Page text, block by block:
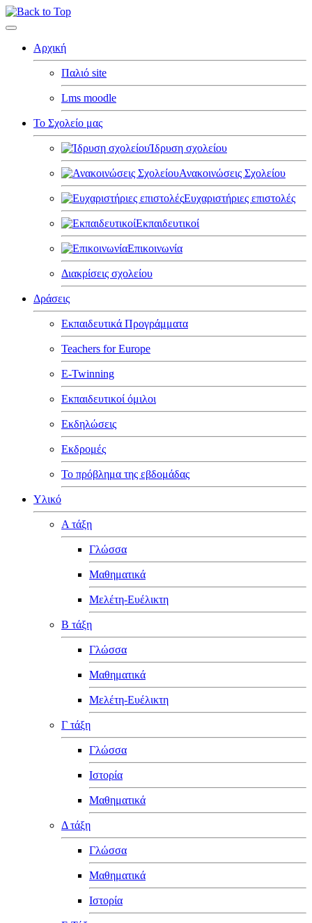
Αρχική
Παλιό site
Lms moodle
Το Σχολείο μας
Ίδρυση σχολείου
Ανακοινώσεις Σχολείου
Ευχαριστήριες επιστολές
Εκπαιδευτικοί
Επικοινωνία
Διακρίσεις σχολείου
Δράσεις
Εκπαιδευτικά Προγράμματα
Teachers for Europe
E-Twinning
Εκπαιδευτικοί όμιλοι
Εκδηλώσεις
Εκδρομές
Το πρόβλημα της εβδομάδας
Υλικό
Α τάξη
Γλώσσα
Μαθηματικά
Μελέτη-Ευέλικτη
Β τάξη
Γλώσσα
Μαθηματικά
Μελέτη-Ευέλικτη
Γ τάξη
Γλώσσα
Ιστορία
Μαθηματικά
Δ τάξη
Γλώσσα
Μαθηματικά
Ιστορία